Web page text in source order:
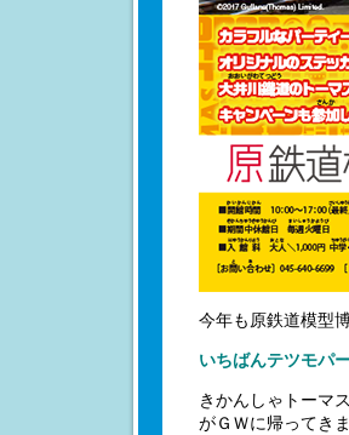
今年も原鉄道模型
いちばんテツモパ
きかんしゃトーマ
がＧＷに帰ってき